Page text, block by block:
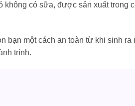
không có sữa, được sản xuất
bạn một cách an toàn từ khi sinh
trình.